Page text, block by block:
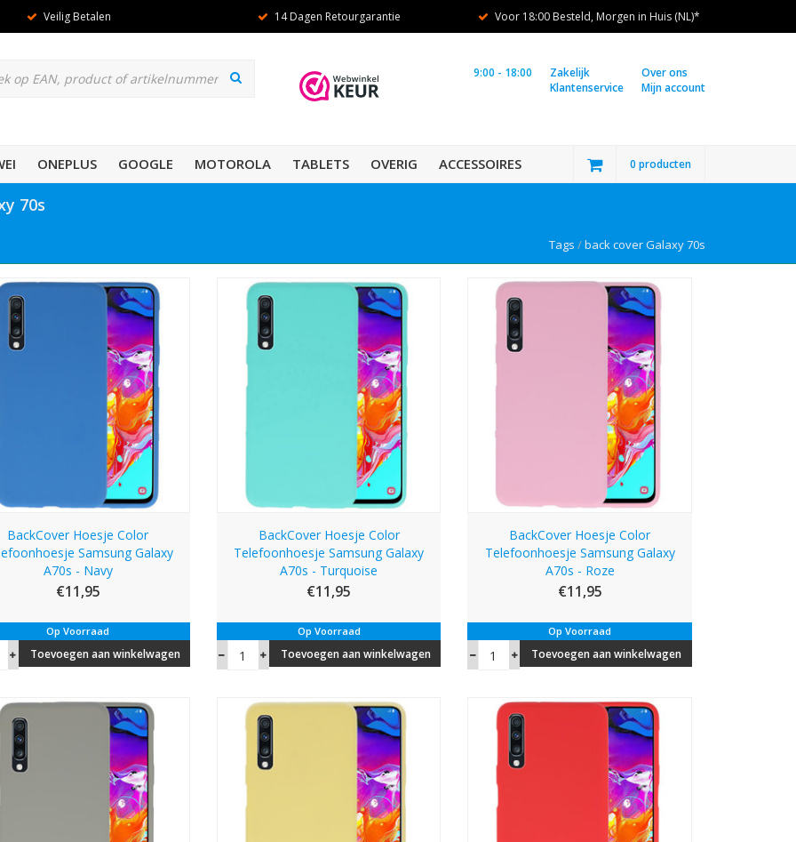
Veilig Betalen 14 Dagen Retourgarantie Voor 18:00 Besteld, Morgen in Huis (NL)*
Over ons
Mijn account
Zakelijk
Klantenservice
9:00 - 18:00
ONEPLUS GOOGLE MOTOROLA TABLETS OVERIG ACCESSOIRES 0 producten
70s
Tags /back cover Galaxy 70s
BackCover Hoesje Color
Samsung Galaxy
A70s - Navy
€11,95
Op Voorraad
Toevoegen aan winkelwagen
BackCover Hoesje Color
Telefoonhoesje Samsung Galaxy
A70s - Turquoise
€11,95
Op Voorraad
Toevoegen aan winkelwagen
BackCover Hoesje Color
Telefoonhoesje Samsung Galaxy
A70s - Roze
€11,95
Op Voorraad
Toevoegen aan winkelwagen